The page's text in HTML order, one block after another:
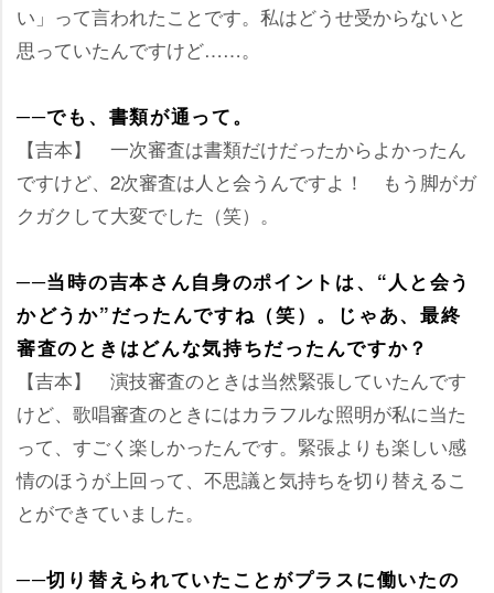
い」って言われたことです。私はどうせ受からないと
思っていたんですけど……。
──でも、書類が通って。
【吉本】 一次審査は書類だけだったからよかったん
ですけど、2次審査は人と会うんですよ！ もう脚がガ
クガクして大変でした（笑）。
──当時の吉本さん自身のポイントは、“人と会う
かどうか”だったんですね（笑）。じゃあ、最終
審査のときはどんな気持ちだったんですか？
【吉本】 演技審査のときは当然緊張していたんです
けど、歌唱審査のときにはカラフルな照明が私に当た
って、すごく楽しかったんです。緊張よりも楽しい感
情のほうが上回って、不思議と気持ちを切り替えるこ
とができていました。
──切り替えられていたことがプラスに働いたの